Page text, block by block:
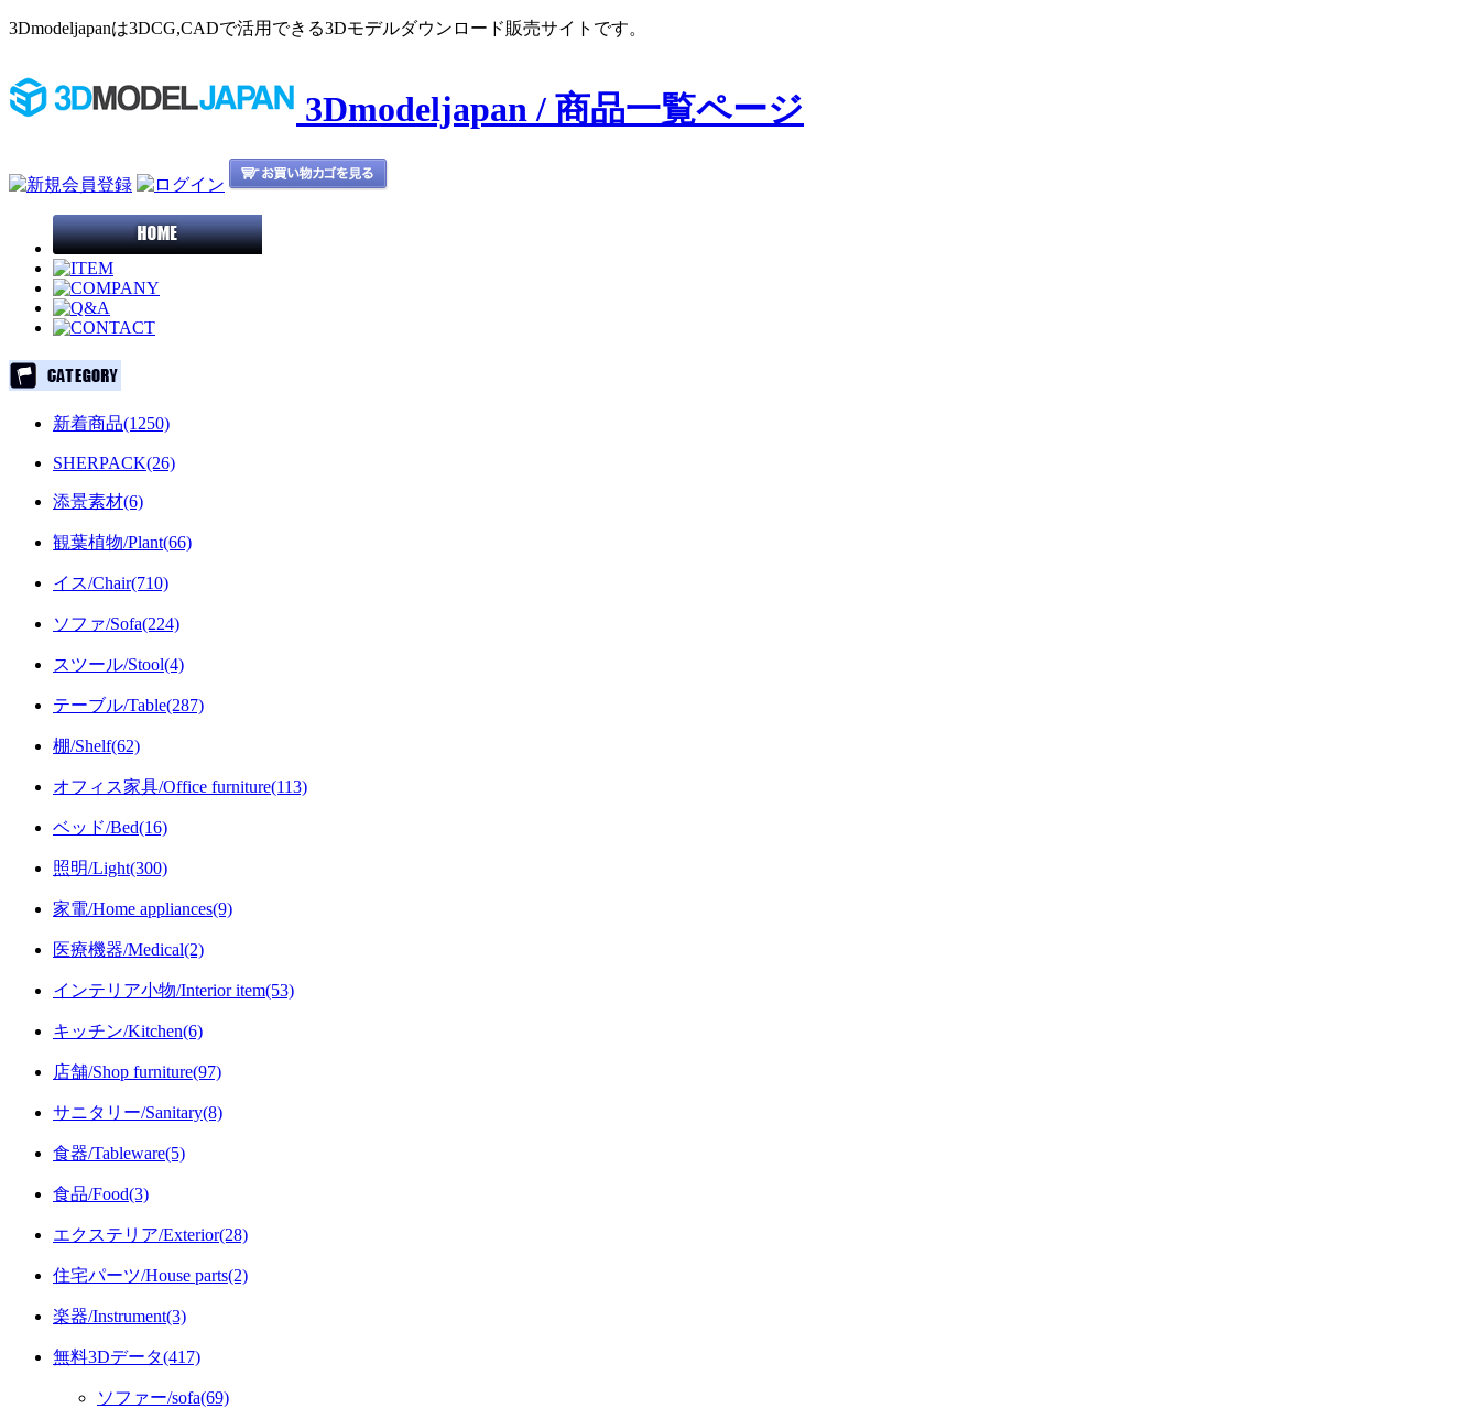
3Dmodeljapanは3DCG,CADで活用できる3Dモデルダウンロード販売サイトです。
3Dmodeljapan / 商品一覧ページ
新着商品(1250)
SHERPACK(26)
添景素材(6)
観葉植物/Plant(66)
イス/Chair(710)
ソファ/Sofa(224)
スツール/Stool(4)
テーブル/Table(287)
棚/Shelf(62)
オフィス家具/Office furniture(113)
ベッド/Bed(16)
照明/Light(300)
家電/Home appliances(9)
医療機器/Medical(2)
インテリア小物/Interior item(53)
キッチン/Kitchen(6)
店舗/Shop furniture(97)
サニタリー/Sanitary(8)
食器/Tableware(5)
食品/Food(3)
エクステリア/Exterior(28)
住宅パーツ/House parts(2)
楽器/Instrument(3)
無料3Dデータ(417)
ソファー/sofa(69)